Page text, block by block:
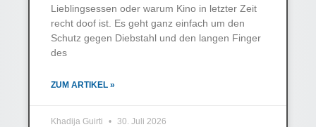
Lieblingsessen oder warum Kino in letzter Zeit
recht doof ist. Es geht ganz einfach um den
Schutz gegen Diebstahl und den langen Finger
des
ZUM ARTIKEL »
Khadija Guirti 30. Juli 2026